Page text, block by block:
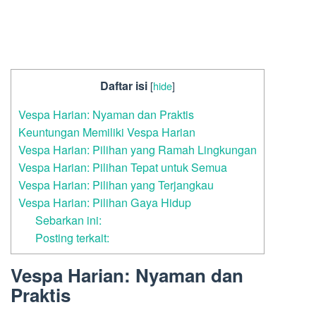
Daftar isi [hide]
Vespa Harian: Nyaman dan Praktis
Keuntungan Memiliki Vespa Harian
Vespa Harian: Pilihan yang Ramah Lingkungan
Vespa Harian: Pilihan Tepat untuk Semua
Vespa Harian: Pilihan yang Terjangkau
Vespa Harian: Pilihan Gaya Hidup
Sebarkan ini:
Posting terkait:
Vespa Harian: Nyaman dan
Praktis